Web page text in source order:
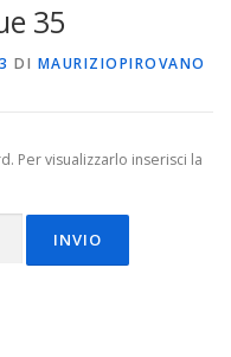
35
DI MAURIZIOPIROVANO
Per visualizzarlo inserisci la